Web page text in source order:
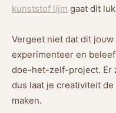
kunststof lijm gaat dit
Vergeet niet dat dit
experimenteer en
doe-het-zelf-project. Er
dus laat je creativiteit
maken.